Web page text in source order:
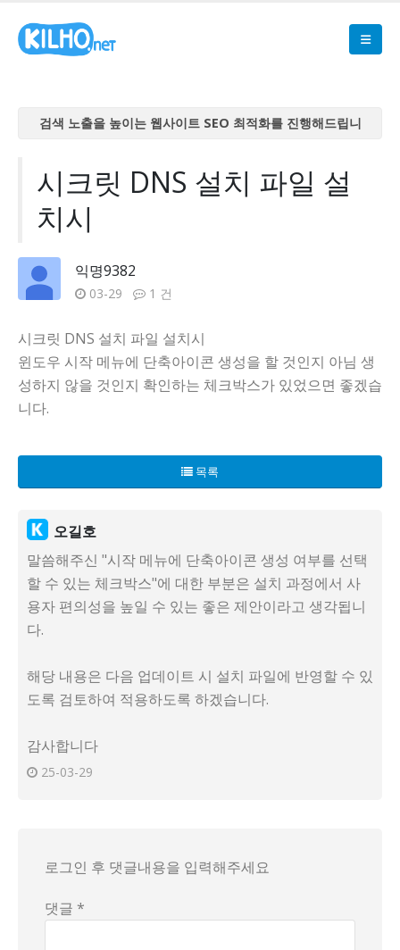
검색 노출을 높이는 웹사이트 SEO 최적화를 진행해드립니
검색 노출을 높이는 웹사이트 SEO 최적화를 진행해드립니
다
검색 노출을 높이는 웹사이트 SEO 최적화를 진행해드립니
검색 노출을 높이는 웹사이트 SEO 최적화를 진행해드립니
다
시크릿 DNS 설치 파일 설
치시
익명9382
03-29 1 건
시크릿 DNS 설치 파일 설치시
윈도우 시작 메뉴에 단축아이콘 생성을 할 것인지 아님 생
성하지 않을 것인지 확인하는 체크박스가 있었으면 좋겠습
니다.
목록
오길호
말씀해주신 "시작 메뉴에 단축아이콘 생성 여부를 선택
할 수 있는 체크박스"에 대한 부분은 설치 과정에서 사
용자 편의성을 높일 수 있는 좋은 제안이라고 생각됩니
다.
해당 내용은 다음 업데이트 시 설치 파일에 반영할 수 있
도록 검토하여 적용하도록 하겠습니다.
감사합니다
25-03-29
로그인 후 댓글내용을 입력해주세요
댓글 *